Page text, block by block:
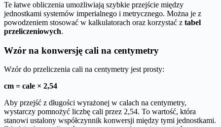
Te łatwe obliczenia umożliwiają szybkie przejście między
jednostkami systemów imperialnego i metrycznego. Można je z
powodzeniem stosować w kalkulatorach oraz korzystać z tabel
przeliczeniowych.
Wzór na konwersję cali na centymetry
Wzór do przeliczenia cali na centymetry jest prosty:
cm = cale × 2,54
Aby przejść z długości wyrażonej w calach na centymetry,
wystarczy pomnożyć liczbę cali przez 2,54. To wartość, która
stanowi ustalony współczynnik konwersji między tymi jednostkami.